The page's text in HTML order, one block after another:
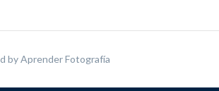
byAprender Fotografía